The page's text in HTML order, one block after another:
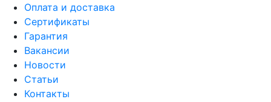
Оплата и доставка
Сертификаты
Гарантия
Вакансии
Новости
Статьи
Контакты